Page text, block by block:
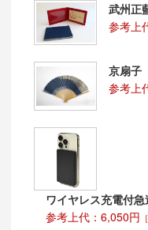
今治謹
品、ご挨拶
て…等ちょ
はいかが
今治ブラン
武州正
参考上
京扇
参考上
ワイヤレス充電付
参考上代：6,050円